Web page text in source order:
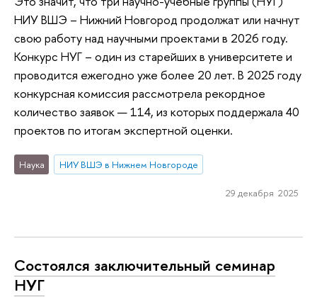
НИУ ВШЭ – Нижний Новгород продолжат или начнут
свою работу над научными проектами в 2026 году.
Конкурс НУГ – один из старейших в университете и
проводится ежегодно уже более 20 лет. В 2025 году
конкурсная комиссия рассмотрела рекордное
количество заявок — 114, из которых поддержала 40
проектов по итогам экспертной оценки.
Наука НИУ ВШЭ в Нижнем Новгороде
29 декабря 2025
Состоялся заключительный семинар
НУГ